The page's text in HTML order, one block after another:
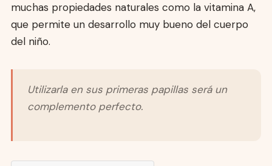
muchas propiedades naturales como la vitamina A,
que permite un desarrollo muy bueno del cuerpo
del niño.
Utilizarla en sus primeras papillas será un
complemento perfecto.